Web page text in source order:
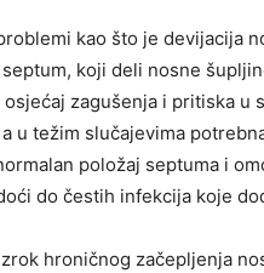
kao što je devijacija
koji deli nosne
zagušenja i pritiska u
u težim slučajevima
položaj septuma i
do čestih infekcija koje
hroničnog začepljenja